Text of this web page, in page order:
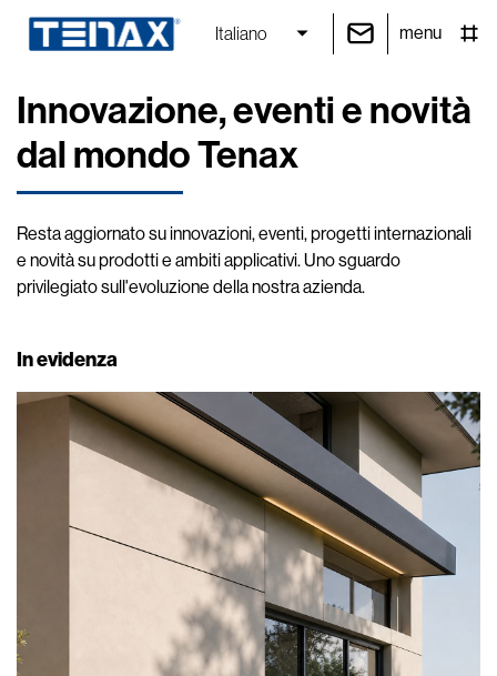
Italiano menu
Innovazione, eventi e novità
dal mondo Tenax
Resta aggiornato su innovazioni, eventi, progetti internazionali
e novità su prodotti e ambiti applicativi. Uno sguardo
privilegiato sull'evoluzione della nostra azienda.
In evidenza